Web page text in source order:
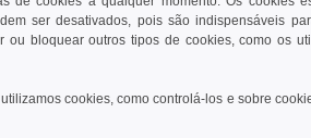
Ver Produto
ser desativados, pois são indispensáveis
ou bloquear outros tipos de cookies, como os
cookies, como controlá-los e sobre